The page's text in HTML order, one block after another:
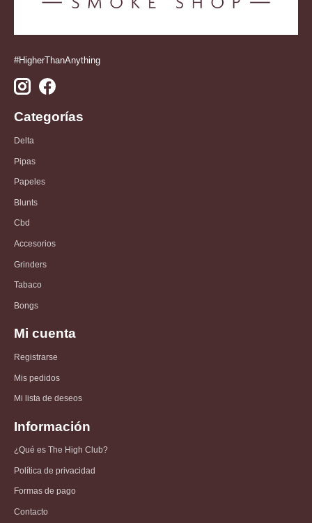
#HigherThanAnything
Categorías
Delta
Pipas
Papeles
Blunts
Cbd
Accesorios
Grinders
Tabaco
Bongs
Mi cuenta
Registrarse
Mis pedidos
Mi lista de deseos
Información
¿Qué es The High Club?
Política de privacidad
Formas de pago
Contacto